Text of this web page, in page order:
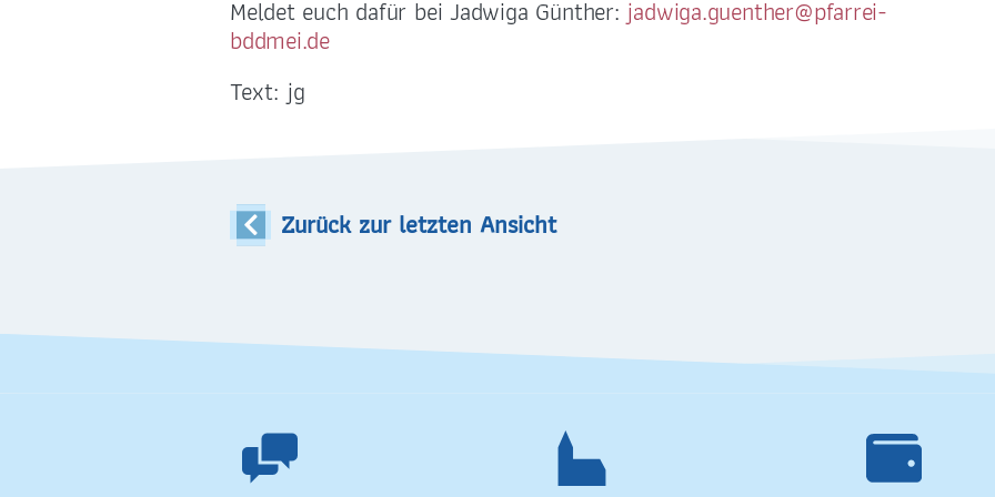
dresden@pfarrei-bddmei.de
Meldet euch dafür bei Jadwiga Günther:
Text: jg
Zurück zur letzten Ansicht